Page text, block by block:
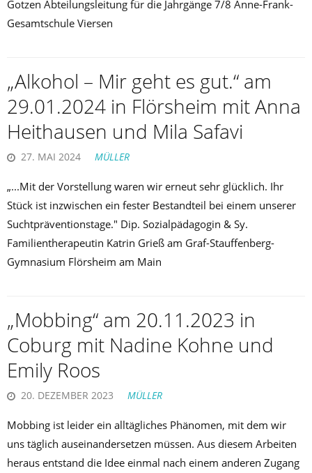
Gotzen Abteilungsleitung für die Jahrgänge 7/8 Anne-Frank-
Gesamtschule Viersen
„Alkohol – Mir geht es gut.“ am
29.01.2024 in Flörsheim mit Anna
Heithausen und Mila Safavi
27. MAI 2024 MÜLLER
„...Mit der Vorstellung waren wir erneut sehr glücklich. Ihr
Stück ist inzwischen ein fester Bestandteil bei einem unserer
Suchtpräventionstage." Dip. Sozialpädagogin & Sy.
Familientherapeutin Katrin Grieß am Graf-Stauffenberg-
Gymnasium Flörsheim am Main
„Mobbing“ am 20.11.2023 in
Coburg mit Nadine Kohne und
Emily Roos
20. DEZEMBER 2023 MÜLLER
Mobbing ist leider ein alltägliches Phänomen, mit dem wir
uns täglich auseinandersetzen müssen. Aus diesem Arbeiten
heraus entstand die Idee einmal nach einem anderen Zugang